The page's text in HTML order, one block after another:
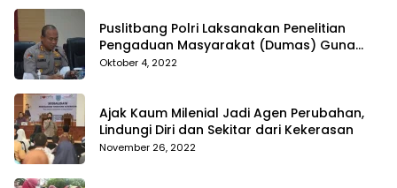
Puslitbang Polri Laksanakan Penelitian
Pengaduan Masyarakat (Dumas) Guna
Meningkatkan Profesionalisme Personil Polri
Oktober 4, 2022
Ajak Kaum Milenial Jadi Agen Perubahan,
Lindungi Diri dan Sekitar dari Kekerasan
November 26, 2022